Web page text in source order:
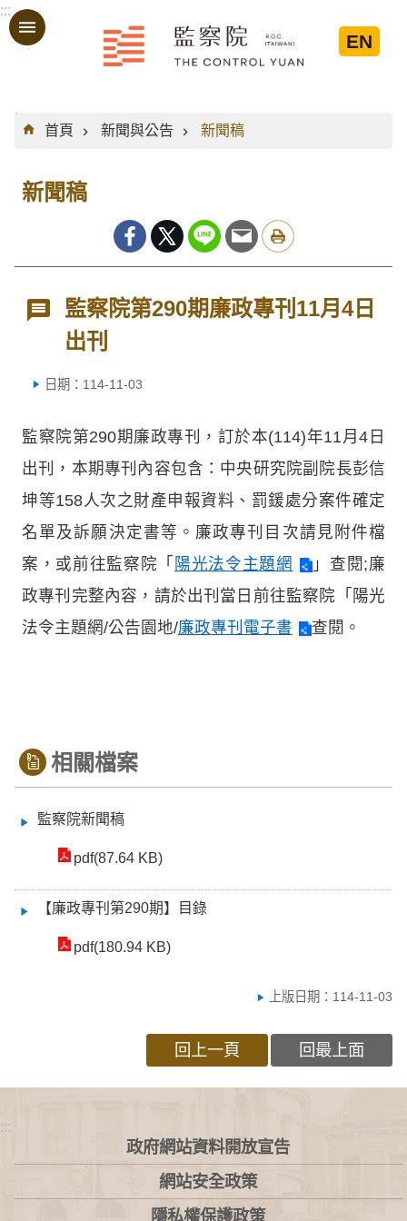
跳到主要內容區塊
:::
EN
:::
首頁
新聞與公告 新聞稿
新聞稿
監察院第290期廉政專刊11月4日
出刊
日期：114-11-03
監察院第290期廉政專刊，訂於本(114)年11月4日
出刊，本期專刊內容包含：中央研究院副院長彭信
坤等158人次之財產申報資料、罰鍰處分案件確定
名單及訴願決定書等。廉政專刊目次請見附件檔
案，或前往監察院「 陽光法令主題網
」查閱;廉
政專刊完整內容，請於出刊當日前往監察院「陽光
法令主題網/公告園地/廉政專刊電子書 查閱。
相關檔案
監察院新聞稿
pdf(87.64 KB)
【廉政專刊第290期】目錄
pdf(180.94 KB)
上版日期：114-11-03
回上一頁 回最上面
:::
政府網站資料開放宣告
網站安全政策
隱私權保護政策